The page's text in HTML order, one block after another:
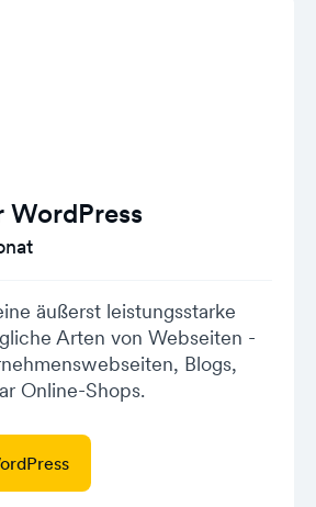
äußerst leistungsstarke
Arten von Webseiten -
Blogs,
Online-Shops.